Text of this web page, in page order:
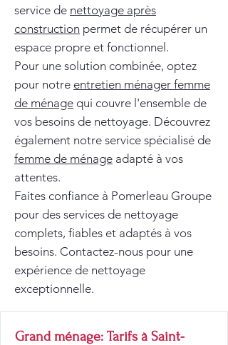
service de nettoyage après
construction permet de récupérer un
espace propre et fonctionnel.
Pour une solution combinée, optez
pour notre entretien ménager femme
de ménage qui couvre l'ensemble de
vos besoins de nettoyage. Découvrez
également notre service spécialisé de
femme de ménage adapté à vos
attentes.
Faites confiance à Pomerleau Groupe
pour des services de nettoyage
complets, fiables et adaptés à vos
besoins. Contactez-nous pour une
expérience de nettoyage
exceptionnelle.
Grand ménage: Tarifs à Saint-